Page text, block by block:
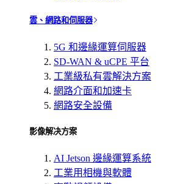
雲、網路和伺服器
5G 和邊緣運算伺服器
SD-WAN & uCPE 平台
工業級私有雲解決方案
網路介面和加速卡
網路安全設備
影像解决方案
AI Jetson 邊緣運算系統
工業用相機與軟體